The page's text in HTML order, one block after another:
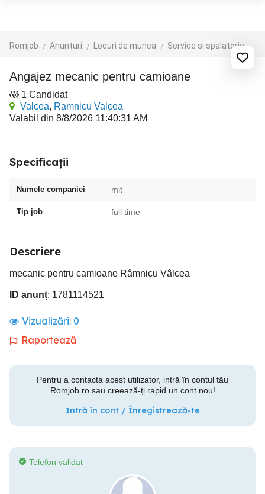
Romjob Anunțuri Locuri de munca Service si spalatorie auto
angajez mecanic pentru camioane
1 Candidat
Valcea, Ramnicu Valcea
Valabil din 8/8/2026 11:40:31 AM
Specificații
Numele companiei mit
Tip job full time
Descriere
mecanic pentru camioane Râmnicu Vâlcea
ID anunț: 1781114521
Vizualizări: 0
Raportează
Pentru a contacta acest utilizator, intră în contul tău
Romjob.ro sau creează-ți rapid un cont nou!
Intră în cont / Înregistrează-te
Telefon validat